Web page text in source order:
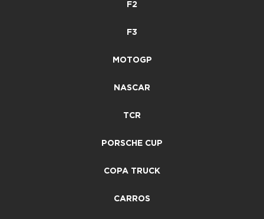
F2
F3
MOTOGP
NASCAR
TCR
PORSCHE CUP
COPA TRUCK
CARROS